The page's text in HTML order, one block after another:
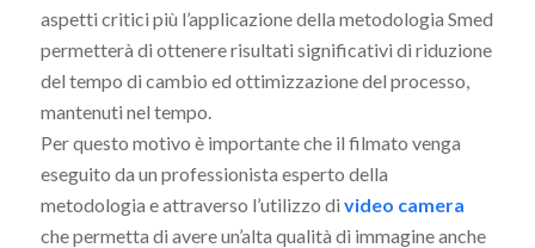
aspetti critici più l’applicazione della metodologia Smed
permetterà di ottenere risultati significativi di riduzione
del tempo di cambio ed ottimizzazione del processo,
mantenuti nel tempo.
Per questo motivo è importante che il filmato venga
eseguito da un professionista esperto della
metodologia e attraverso l’utilizzo di video camera
che permetta di avere un’alta qualità di immagine anche